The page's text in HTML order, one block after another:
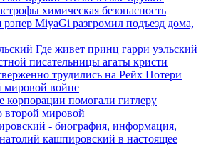
химическая безопасность
рэпер MiyaGi разгромил подъезд дома,
Где живет принц гарри уэльский
писательницы агаты кристи
трудились на Рейх Потери
мировой войне
корпорации помогали гитлеру
второй мировой
- биография, информация,
кашпировский в настоящее